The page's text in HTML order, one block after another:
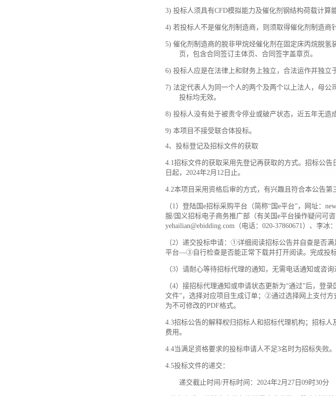
3) 投标人须具有CFD模拟能力及催化剂钢结构荷载计算
4) 若投标人不是催化剂制造商，则须取得催化剂制造商
5) 催化剂制造商的脱非甲烷烃催化剂在固定床丙烷脱氢
页，包含合同签订主体页、合同签字盖章页。
6) 投标人应是在法律上和财务上独立，合法运作并独立
7) 法定代表人为同一个人的两个及两个以上法人，母
投标均无效。
8) 投标人没有处于被责令停业或破产状态， 近五年无造
9) 本项目不接受联合体投标。
4、投标登记及招标文件的获取
4.1招标文件的获取采用先登记再获取的方式。招标公告
日起，2024年2月12日止。
4.2本项目采用资格后审的方式，有兴趣且符合本公告
（1）登陆国e招标采购平台（简称“国e平台”，网址：
服/国义招标电子商务推广部（有关国e平台操作疑问可咨
yehailian@ebidding.com（电话：020-37860671）、李冰
（2）递交投标申请：①详细阅读招标公告并自查是否
平台—③自行检查是否能正常下载并打开阅读。完成投
（3）请耐心等待招标代理的通知，无需电话通知或咨
（4）接招标代理通知或申请状态更新为“通过”后，登
文件”，选择对应项目生成订单；②通过选择网上支付
为不可修改的PDF格式。
4.3招标公告的解释权归招标人和招标代理机构；招标
费用。
4.4当满足资格要求的投标申请人不足3名时为招标失败。
4.5投标文件的递交：
递交截止时间 /开标时间：2024年2月27日09时30分